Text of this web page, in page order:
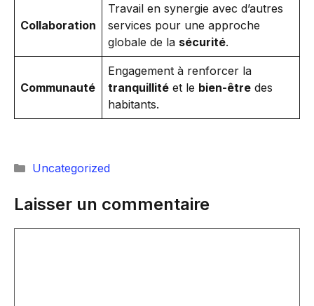
Collaboration
Travail en synergie avec d’autres
services pour une approche
globale de la sécurité.
Communauté
Engagement à renforcer la
tranquillité et le bien-être des
habitants.
Catégories
Uncategorized
Laisser un commentaire